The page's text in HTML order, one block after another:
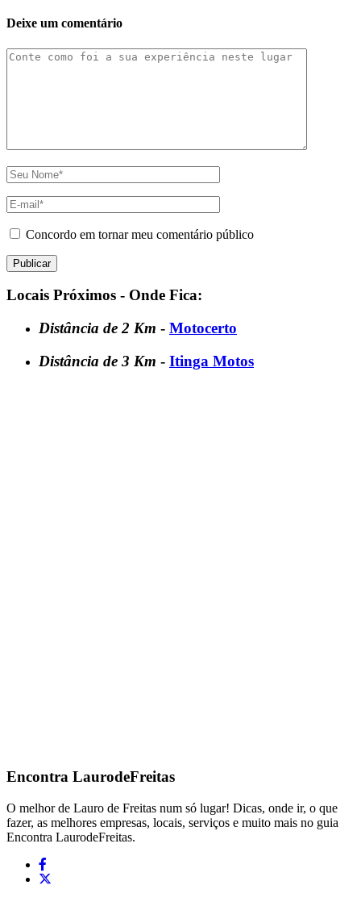
Deixe um comentário
Concordo em tornar meu comentário público
Locais Próximos - Onde Fica:
Distância de 2 Km - Motocerto
Distância de 3 Km - Itinga Motos
Encontra LaurodeFreitas
O melhor de Lauro de Freitas num só lugar! Dicas, onde ir, o que
fazer, as melhores empresas, locais, serviços e muito mais no guia
Encontra LaurodeFreitas.